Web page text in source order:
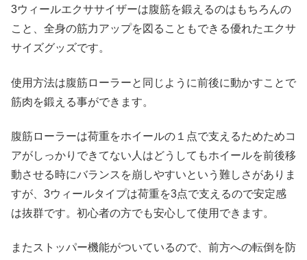
3ウィールエクササイザーは腹筋を鍛えるのはもちろんの
こと、全身の筋力アップを図ることもできる優れたエクサ
サイズグッズです。
使用方法は腹筋ローラーと同じように前後に動かすことで
筋肉を鍛える事ができます。
腹筋ローラーは荷重をホイールの１点で支えるためためコ
アがしっかりできてない人はどうしてもホイールを前後移
動させる時にバランスを崩しやすいという難しさがありま
すが、3ウィールタイプは荷重を3点で支えるので安定感
は抜群です。初心者の方でも安心して使用できます。
またストッパー機能がついているので、前方への転倒を防